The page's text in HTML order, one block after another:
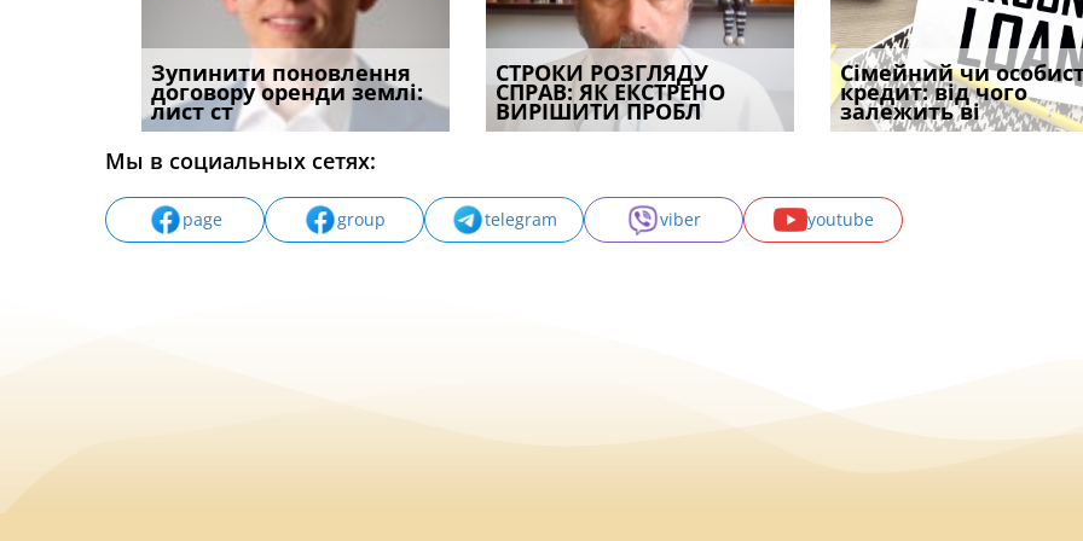
Зупинити поновлення
договору оренди землі:
лист ст
Пассивность
Днепропетровской
областной государстве
Сума безпідставно
збережених коштів, що
стягується
Огляд практики ВС від
Ростислава Кравця, що
опублі
СТРОКИ РОЗГЛЯДУ
СПРАВ: ЯК ЕКСТРЕНО
ВИРІШИТИ ПРОБЛ
Місяць, який коштував
агровиробникам
мільйони. Чи
Чи потрібна ФОП
печатка у 2026 році:
правила засто
Сімейний чи
кредит: від чого
залежить ві
Особа, якій не
вилучені під час
г
Мы в социальных сетях:
page group telegram viber youtube